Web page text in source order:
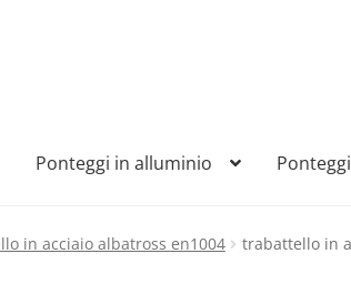
Ponteggi in alluminio
in acciaio albatross en1004 trabattello in